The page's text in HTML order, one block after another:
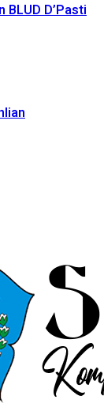
BLUD D’Pasti